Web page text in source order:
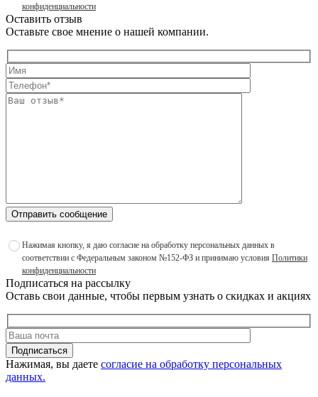
конфиденциальности
Оставить отзыв
Оставьте свое мнение о нашей компании.
Отправить сообщение
Нажимая кнопку, я даю согласие на обработку персональных данных в
соответствии с Федеральным законом №152-ФЗ и принимаю условия Политики
конфиденциальности
Подписаться на рассылку
Оставь свои данные, чтобы первым узнать о скидках и акциях
Подписаться
Нажимая, вы даете согласие на обработку персональных
данных.